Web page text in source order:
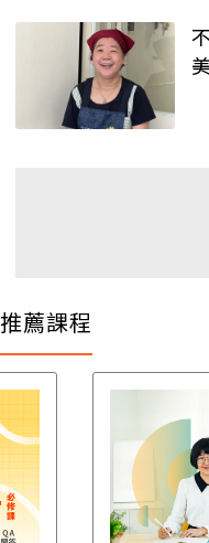
推薦課程